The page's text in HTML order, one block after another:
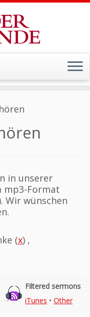
in unserer
mp3-Format
Wir wünschen
(x) ,
Filtered sermons
iTunes • Other